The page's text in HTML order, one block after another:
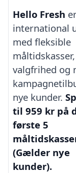
Hello Fresh
international
med fleksible
valgfrihed og
nye kunder.
til 959 kr på
første 5
(Gælder nye
kunder).